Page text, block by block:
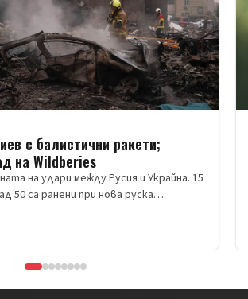
с балистични ракети;
на Wildberies
на удари между Русия и Украйна. 15